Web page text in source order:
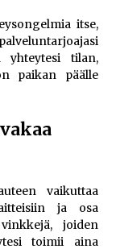
itse,
yhteytesi tilan,
paikan päälle
vaikuttaa
ja osa
joiden
toimii aina